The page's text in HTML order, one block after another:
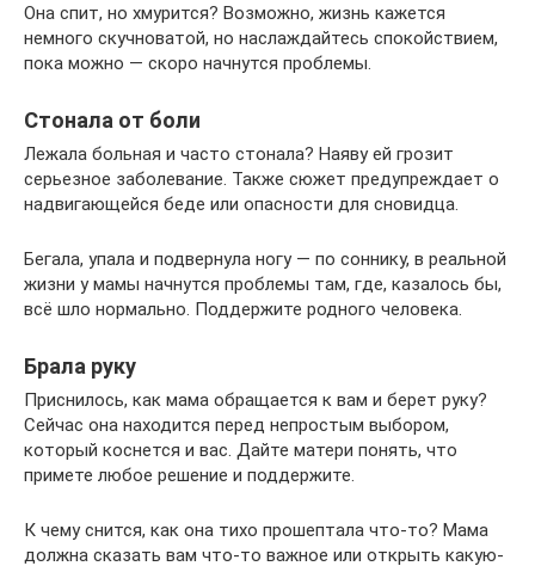
Она спит, но хмурится? Возможно, жизнь кажется
немного скучноватой, но наслаждайтесь спокойствием,
пока можно — скоро начнутся проблемы.
Стонала от боли
Лежала больная и часто стонала? Наяву ей грозит
серьезное заболевание. Также сюжет предупреждает о
надвигающейся беде или опасности для сновидца.
Бегала, упала и подвернула ногу — по соннику, в реальной
жизни у мамы начнутся проблемы там, где, казалось бы,
всё шло нормально. Поддержите родного человека.
Брала руку
Приснилось, как мама обращается к вам и берет руку?
Сейчас она находится перед непростым выбором,
который коснется и вас. Дайте матери понять, что
примете любое решение и поддержите.
К чему снится, как она тихо прошептала что-то? Мама
должна сказать вам что-то важное или открыть какую-